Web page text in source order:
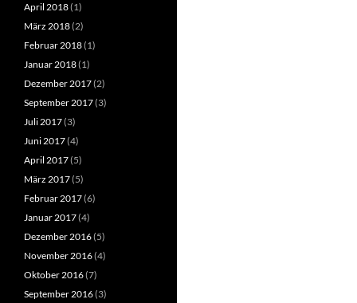
April 2018(1)
März 2018(2)
Februar 2018(1)
Januar 2018(1)
Dezember 2017(2)
September 2017(3)
Juli 2017(3)
Juni 2017(4)
April 2017(5)
März 2017(5)
Februar 2017(6)
Januar 2017(4)
Dezember 2016(5)
November 2016(4)
Oktober 2016(7)
September 2016(3)